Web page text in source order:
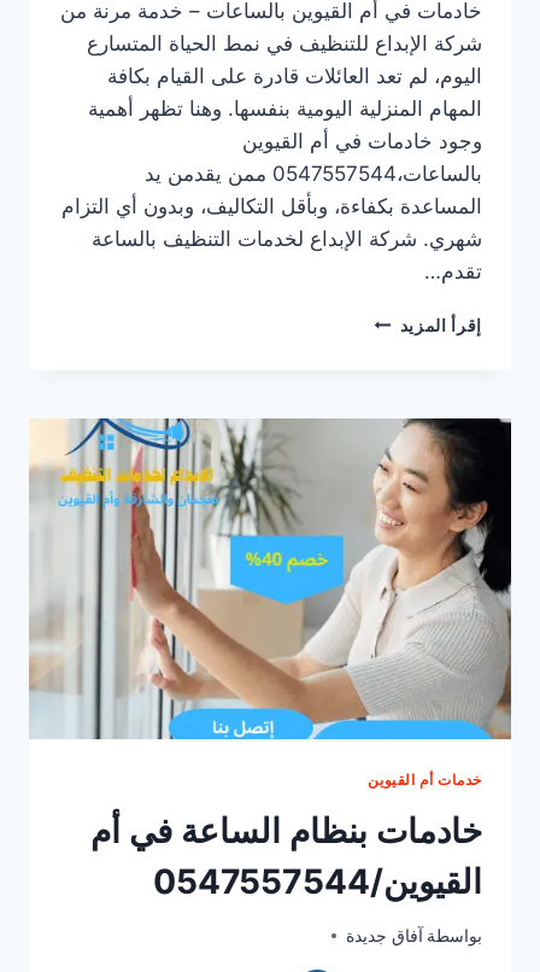
خادمات في أم القيوين بالساعات – خدمة مرنة من
شركة الإبداع للتنظيف في نمط الحياة المتسارع
اليوم، لم تعد العائلات قادرة على القيام بكافة
المهام المنزلية اليومية بنفسها. وهنا تظهر أهمية
وجود خادمات في أم القيوين
بالساعات،0547557544 ممن يقدمن يد
المساعدة بكفاءة، وبأقل التكاليف، وبدون أي التزام
شهري. شركة الإبداع لخدمات التنظيف بالساعة
تقدم…
إقرأ المزيد خادمات
بالساعات/0547557544
خدمات أم القيوين
خادمات بنظام الساعة في أم
القيوين/0547557544
بواسطة آفاق جديدة يونيو 29, 2025